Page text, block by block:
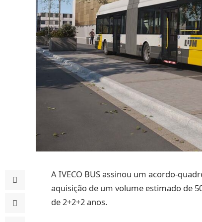
A IVECO BUS assinou um acordo-
aquisição de um volume estimado de
de 2+2+2 anos.